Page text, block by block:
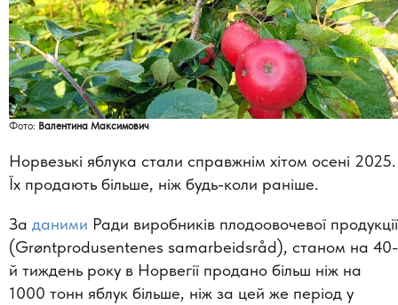
Фото: Валентина Максимович
Норвезькі яблука стали справжнім хітом осені 2025.
Їх продають більше, ніж будь-коли раніше.
За даними Ради виробників плодоовочевої продукції
(Grøntprodusentenes samarbeidsråd), станом на 40-
й тиждень року в Норвегії продано більш ніж на
1000 тонн яблук більше, ніж за цей же період у